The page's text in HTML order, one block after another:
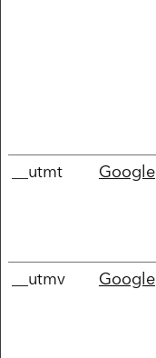
__utmt Google
__utmv Google